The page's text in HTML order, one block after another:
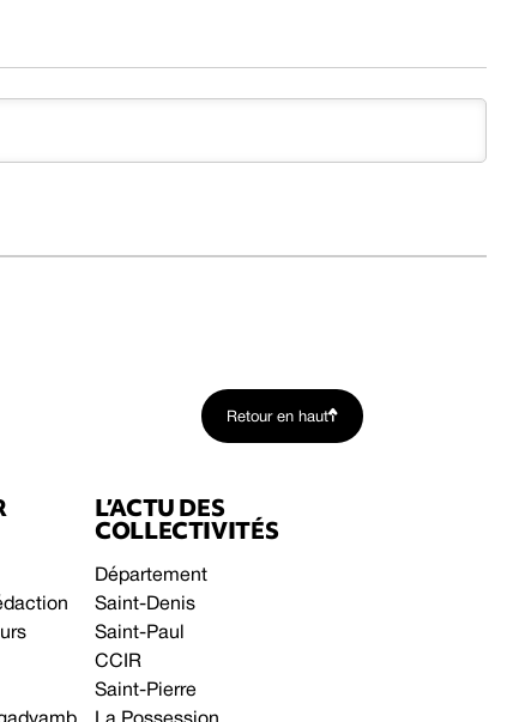
Retour en haut
L’ACTU DES
COLLECTIVITÉS
Département
Saint-Denis
Saint-Paul
CCIR
Saint-Pierre